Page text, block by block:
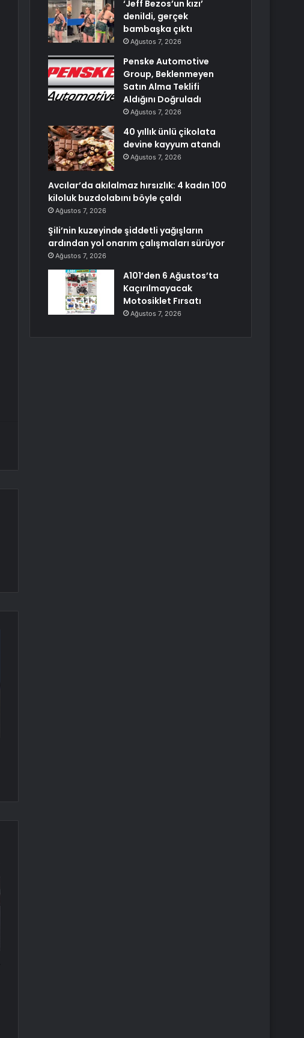
‘Jeff Bezos’un kızı’
denildi, gerçek
bambaşka çıktı
Ağustos 7, 2026
Penske Automotive
Group, Beklenmeyen
Satın Alma Teklifi
Aldığını Doğruladı
Ağustos 7, 2026
40 yıllık ünlü çikolata
devine kayyum atandı
Ağustos 7, 2026
Avcılar’da akılalmaz hırsızlık: 4 kadın 100
kiloluk buzdolabını böyle çaldı
Ağustos 7, 2026
Şili’nin kuzeyinde şiddetli yağışların
ardından yol onarım çalışmaları sürüyor
Ağustos 7, 2026
A101’den 6 Ağustos’ta
Kaçırılmayacak
Motosiklet Fırsatı
Ağustos 7, 2026